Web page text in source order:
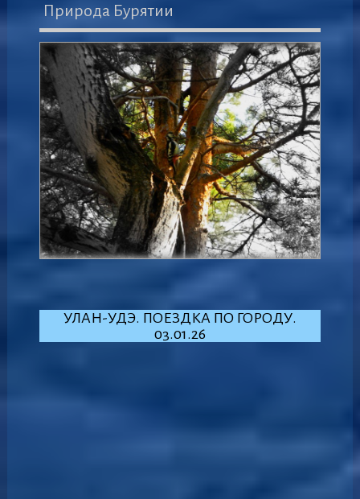
Природа Бурятии
УЛАН-УДЭ. ПОЕЗДКА ПО ГОРОДУ.
03.01.26